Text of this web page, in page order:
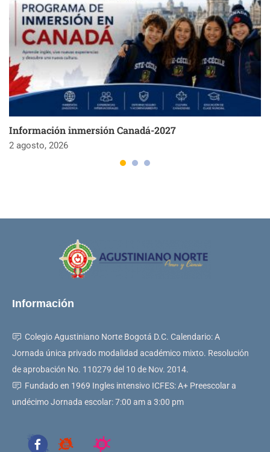
Información inmersión Canadá-2027
2 agosto, 2026
Información
Colegio Agustiniano Norte Bogotá D.C. Calendario: A
Jornada única privado modalidad académico mixto. Resolución
de aprobación No. 110279 del 10 de Nov. 2014.
Fundado en 1969 Ingles intensivo ICFES: A+ Preescolar a
undécimo Jornada escolar: 7:00 am a 3:00 pm